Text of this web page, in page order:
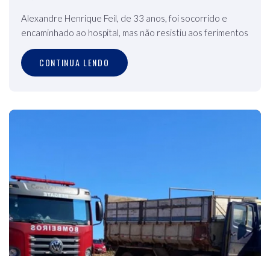
Alexandre Henrique Feil, de 33 anos, foi socorrido e
encaminhado ao hospital, mas não resistiu aos ferimentos
CONTINUA LENDO